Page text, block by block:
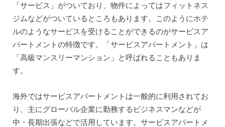
「サービス」がついており、物件によってはフィットネス
ジムなどがついているところもあります。このようにホテ
ルのようなサービスを受けることができるのがサービスア
パートメントの特徴です。「サービスアパートメント」は
「高級マンスリーマンション」と呼ばれることもありま
す。
海外ではサービスアパートメントは一般的に利用されてお
り、主にグローバル企業に勤務するビジネスマンなどが
中・長期出張などで活用しています。サービスアパートメ